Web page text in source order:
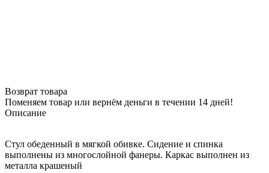
Возврат товара
Поменяем товар или вернём деньги в течении 14 дней!
Описание
Стул обеденный в мягкой обивке. Сидение и спинка
выполнены из многослойной фанеры. Каркас выполнен из
металла крашеный